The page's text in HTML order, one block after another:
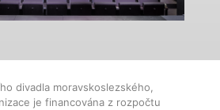
divadla moravskoslezského,
je financována z rozpočtu